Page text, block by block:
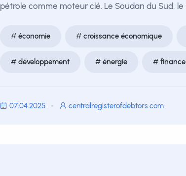
pétrole comme moteur clé. Le Soudan du Sud,
économie croissance économique
développement énergie finance
07.04.2025 centralregisterofdebtors.com